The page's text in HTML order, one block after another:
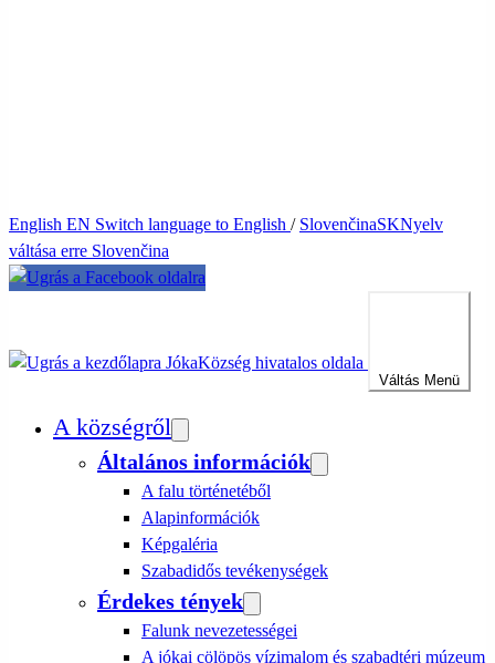
English EN Switch language to English / SlovenčinaSKNyelv
váltása erre Slovenčina
JókaKözség hivatalos oldala
Váltás Menü
A községről
Általános információk
A falu történetéből
Alapinformációk
Képgaléria
Szabadidős tevékenységek
Érdekes tények
Falunk nevezetességei
A jókai cölöpös vízimalom és szabadtéri múzeum